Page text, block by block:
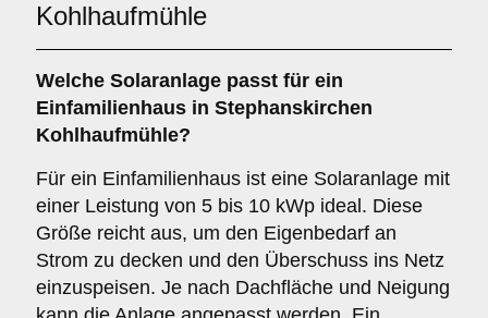
Kohlhaufmühle
Welche Solaranlage passt für ein
Einfamilienhaus in Stephanskirchen
Kohlhaufmühle?
Für ein Einfamilienhaus ist eine Solaranlage mit
einer Leistung von 5 bis 10 kWp ideal. Diese
Größe reicht aus, um den Eigenbedarf an
Strom zu decken und den Überschuss ins Netz
einzuspeisen. Je nach Dachfläche und Neigung